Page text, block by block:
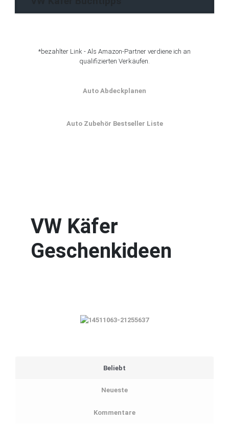
*bezahlter Link - Als Amazon-Partner verdiene ich an
qualifizierten Verkäufen.
Auto Abdeckplanen
Auto Zubehör Bestseller Liste
VW Käfer
Geschenkideen
Beliebt
Neueste
Kommentare